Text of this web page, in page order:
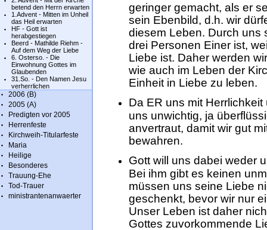
betend den Herrn erwarten
1.Advent - Mitten im Unheil
das Heil erwarten
HF - Gott ist
herabgestiegen
Beerd - Mathilde Riehm -
Auf dem Weg der Liebe
6. Osterso. - Die
Einwohnung Gottes im
Glaubenden
31.So. - Den Namen Jesu
verherrlichen
2006 (B)
2005 (A)
Predigten vor 2005
Herrenfeste
Kirchweih-Titularfeste
Maria
Heilige
Besonderes
Trauung-Ehe
Tod-Trauer
ministrantenanwaerter
geringer gemacht, als er
sein Ebenbild, d.h. wir
diesem Leben. Durch uns
drei Personen Einer ist,
Liebe ist. Daher werden
wie auch im Leben der
Einheit in Liebe zu leben.
Da ER uns mit
uns unwichtig, ja
anvertraut, damit wir gut
bewahren.
Gott will uns dabei weder
Bei ihm gibt es keinen
müssen uns seine Liebe
geschenkt, bevor wir nur
Unser Leben ist daher
Gottes zuvorkommende